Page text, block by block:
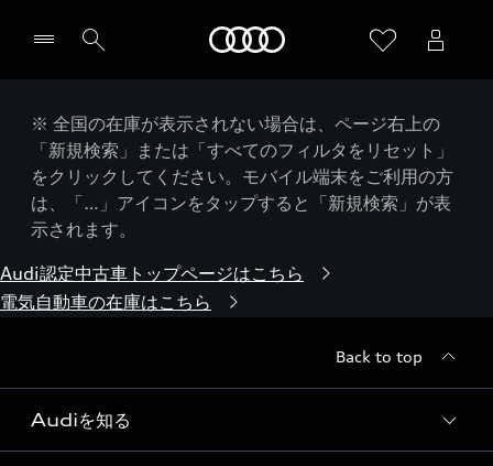
※ 全国の在庫が表示されない場合は、ページ右上の
「新規検索」または「すべてのフィルタをリセット」
をクリックしてください。モバイル端末をご利用の方
は、「…」アイコンをタップすると「新規検索」が表
示されます。
Audi認定中古車トップページはこちら
電気自動車の在庫はこちら
Back to top
Audiを知る